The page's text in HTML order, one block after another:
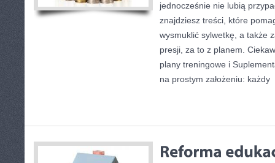
jednocześnie nie lubią
znajdziesz treści, które
wysmuklić sylwetkę, a także
presji, za to z planem.
plany treningowe i
na prostym założeniu: każdy